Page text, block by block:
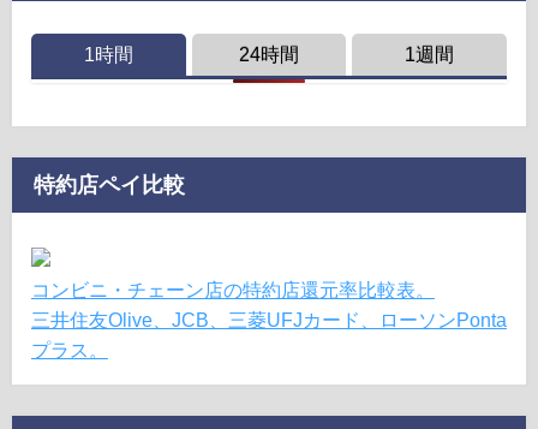
1時間 24時間 1週間
特約店ペイ比較
コンビニ・チェーン店の特約店還元率比較表。
三井住友Olive、JCB、三菱UFJカード、ローソンPonta
プラス。